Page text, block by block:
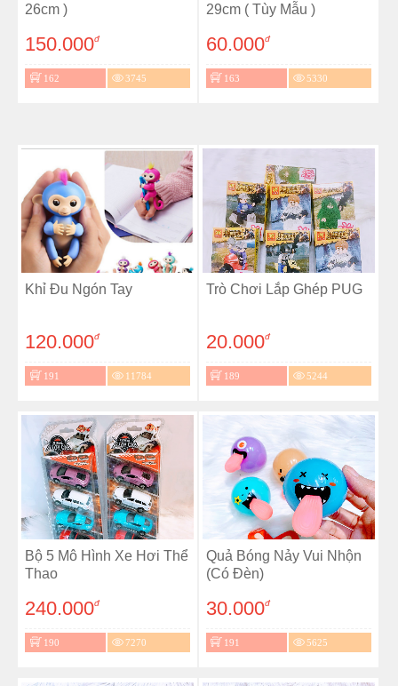
26cm )
150.000đ
162 3745
29cm ( Tùy Mẫu )
60.000đ
163 5330
Khỉ Đu Ngón Tay
120.000đ
191 11784
Trò Chơi Lắp Ghép PUG
20.000đ
189 5244
Bộ 5 Mô Hình Xe Hơi Thể
Thao
240.000đ
190 7270
Quả Bóng Nảy Vui Nhộn
(Có Đèn)
30.000đ
191 5625